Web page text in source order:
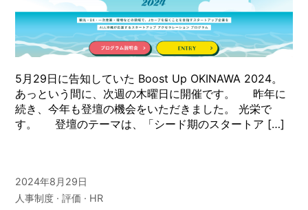
5月29日に告知していた Boost Up OKINAWA 2024。
あっという間に、次週の木曜日に開催です。 昨年に
続き、今年も登壇の機会をいただきました。 光栄で
す。 登壇のテーマは、「シード期のスタートア […]
2024年8月29日
人事制度
評価 HR